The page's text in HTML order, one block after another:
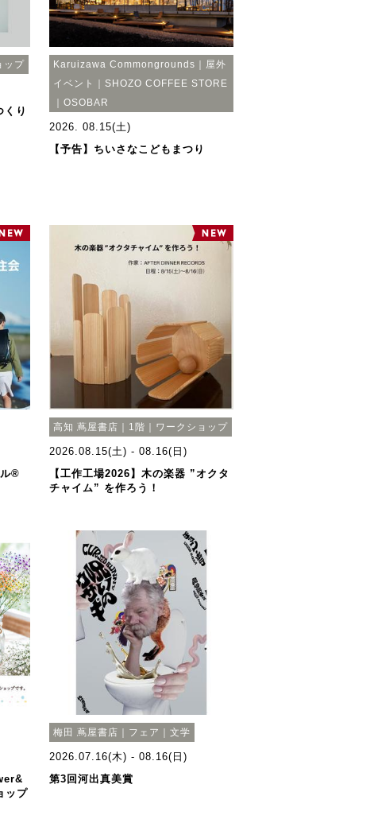
ップ
くり
Karuizawa Commongrounds｜屋外
イベント｜SHOZO COFFEE STORE
｜OSOBAR
2026. 08.15(土)
【予告】ちいさなこどもまつり
ル®
高知 蔦屋書店｜1階｜ワークショップ
2026.08.15(土) - 08.16(日)
【工作工場2026】木の楽器 ”オクタ
チャイム” を作ろう！
ップ
梅田 蔦屋書店｜フェア｜文学
2026.07.16(木) - 08.16(日)
第3回河出真美賞